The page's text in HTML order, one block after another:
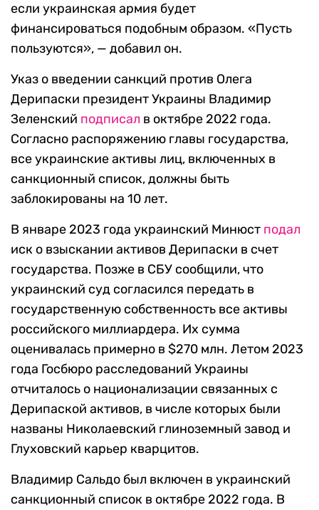
если украинская армия будет
финансироваться подобным образом. «Пусть
пользуются», — добавил он.
Указ о введении санкций против Олега
Дерипаски президент Украины Владимир
Зеленский подписал в октябре 2022 года.
Согласно распоряжению главы государства,
все украинские активы лиц, включенных в
санкционный список, должны быть
заблокированы на 10 лет.
В январе 2023 года украинский Минюст подал
иск о взыскании активов Дерипаски в счет
государства. Позже в СБУ сообщили, что
украинский суд согласился передать в
государственную собственность все активы
российского миллиардера. Их сумма
оценивалась примерно в $270 млн. Летом 2023
года Госбюро расследований Украины
отчиталось о национализации связанных с
Дерипаской активов, в числе которых были
названы Николаевский глиноземный завод и
Глуховский карьер кварцитов.
Владимир Сальдо был включен в украинский
санкционный список в октябре 2022 года. В